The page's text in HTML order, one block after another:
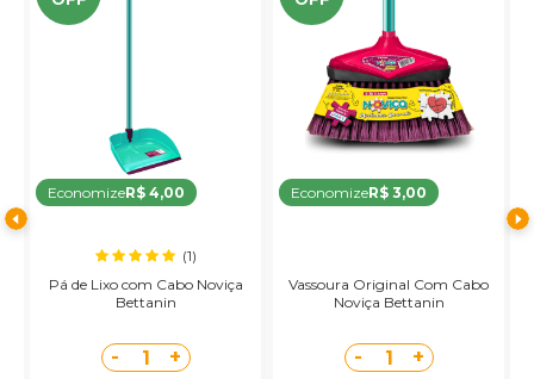
EconomizeR$ 4,00
(1)
Pá de Lixo com Cabo Noviça
Bettanin
- 1 +
EconomizeR$ 3,00
Vassoura Original Com Cabo
Noviça Bettanin
- 1 +